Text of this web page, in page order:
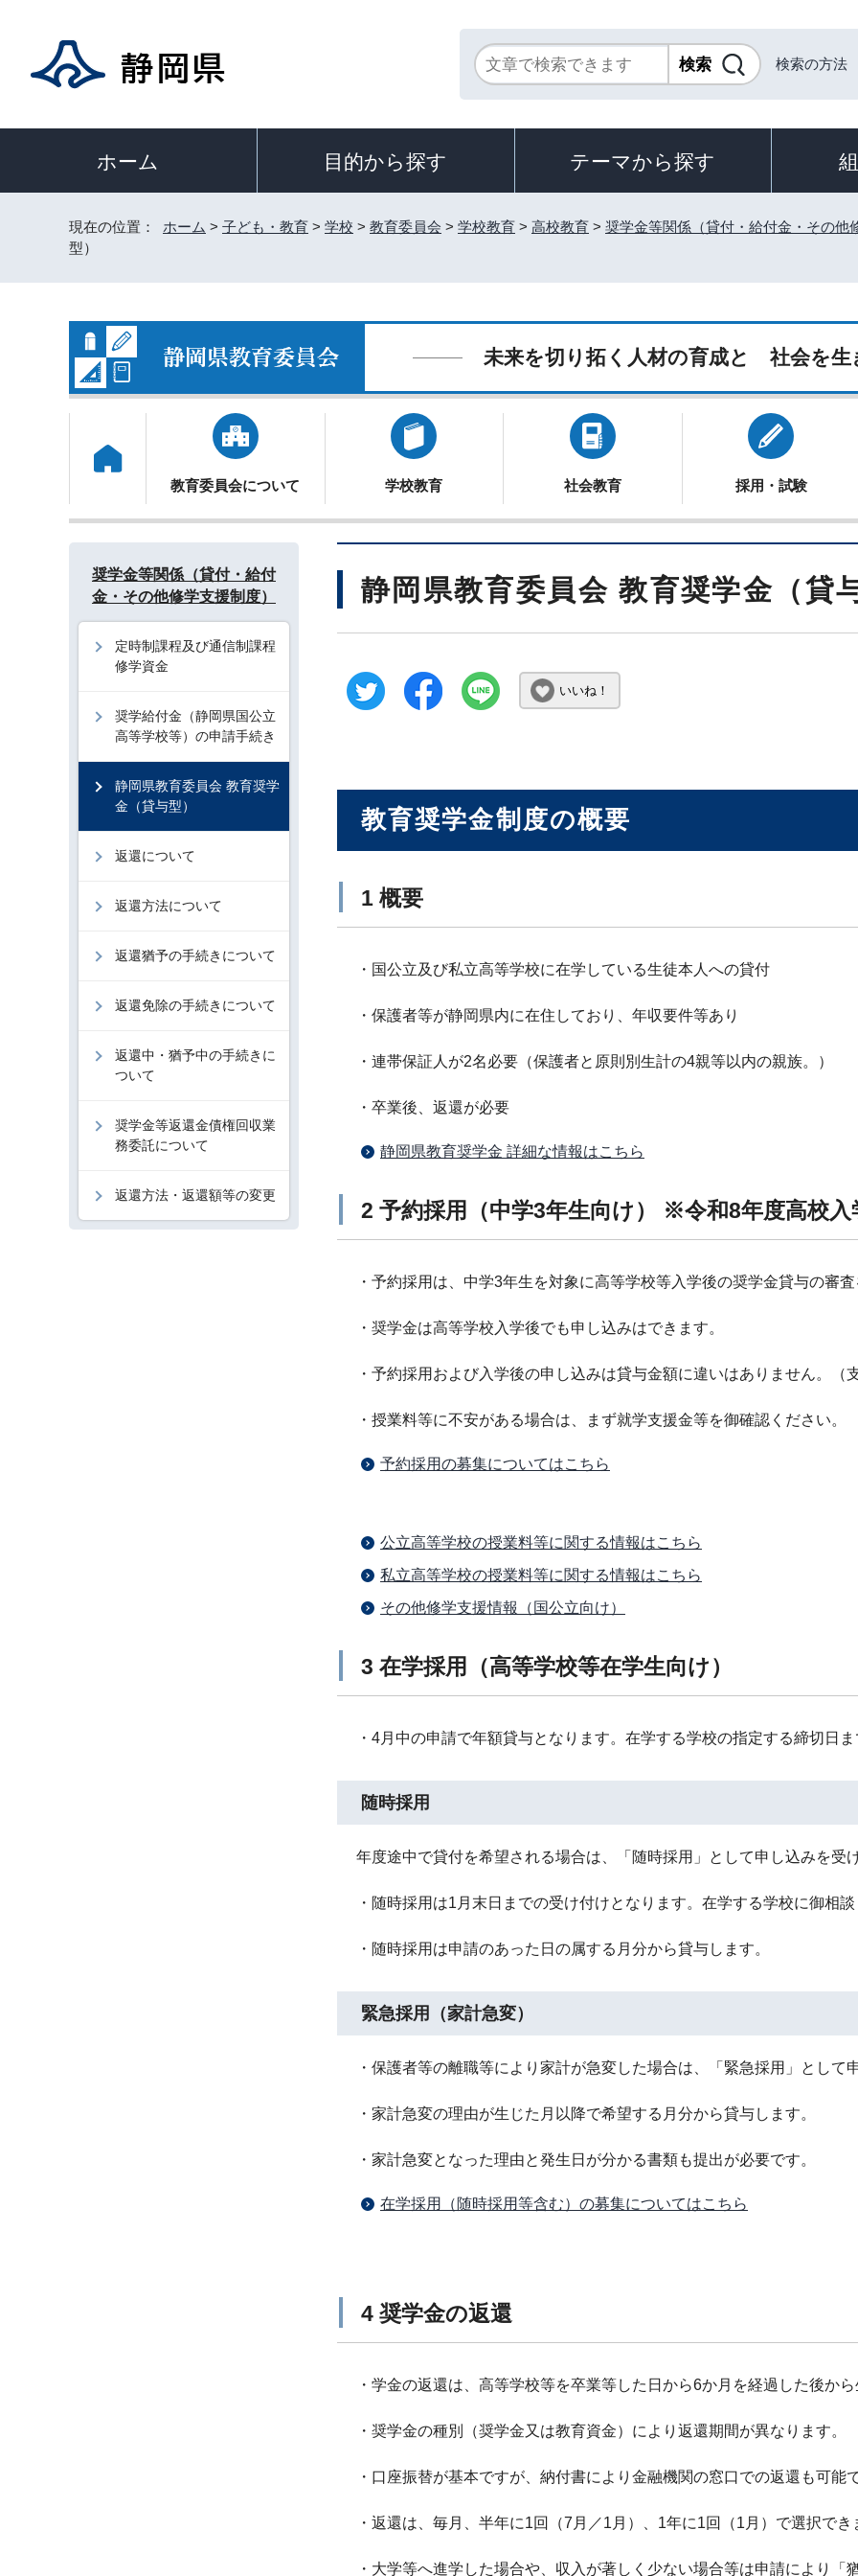
検索の方法
ホーム 目的から探す テーマから探す
現在の位置： ホーム > 子ども・教育 > 学校 > 教育委員会 > 学校教育 > 高校教育 > 奨学金等関係（貸付・給付金・その他
型）
未来を切り拓く人材の育成と 社会を生
教育委員会について 学校教育 社会教育 採用・試験
静岡県教育委員会 教育奨学金（貸
いいね！
教育奨学金制度の概要
1 概要
・国公立及び私立高等学校に在学している生徒本人への貸付
・保護者等が静岡県内に在住しており、年収要件等あり
・連帯保証人が2名必要（保護者と原則別生計の4親等以内の親族。）
・卒業後、返還が必要
静岡県教育奨学金 詳細な情報はこちら
2 予約採用（中学3年生向け） ※令和8年度高校入
・予約採用は、中学3年生を対象に高等学校等入学後の奨学金貸与の審査
・奨学金は高等学校入学後でも申し込みはできます。
・予約採用および入学後の申し込みは貸与金額に違いはありません。（
・授業料等に不安がある場合は、まず就学支援金等を御確認ください。
予約採用の募集についてはこちら
公立高等学校の授業料等に関する情報はこちら
私立高等学校の授業料等に関する情報はこちら
その他修学支援情報（国公立向け）
3 在学採用（高等学校等在学生向け）
・4月中の申請で年額貸与となります。在学する学校の指定する締切日
随時採用
年度途中で貸付を希望される場合は、「随時採用」として申し込みを受
・随時採用は1月末日までの受け付けとなります。在学する学校に御相談
・随時採用は申請のあった日の属する月分から貸与します。
緊急採用（家計急変）
・保護者等の離職等により家計が急変した場合は、「緊急採用」として
・家計急変の理由が生じた月以降で希望する月分から貸与します。
・家計急変となった理由と発生日が分かる書類も提出が必要です。
在学採用（随時採用等含む）の募集についてはこちら
4 奨学金の返還
・学金の返還は、高等学校等を卒業等した日から6か月を経過した後から
・奨学金の種別（奨学金又は教育資金）により返還期間が異なります。
・口座振替が基本ですが、納付書により金融機関の窓口での返還も可能で
・返還は、毎月、半年に1回（7月／1月）、1年に1回（1月）で選択で
・大学等へ進学した場合や、収入が著しく少ない場合等は申請により「
奨学金等関係（貸付・給付
金・その他修学支援制度）
定時制課程及び通信制課程
修学資金
奨学給付金（静岡県国公立
高等学校等）の申請手続き
静岡県教育委員会 教育奨学
金（貸与型）
返還について
返還方法について
返還猶予の手続きについて
返還免除の手続きについて
返還中・猶予中の手続きに
ついて
奨学金等返還金債権回収業
務委託について
返還方法・返還額等の変更